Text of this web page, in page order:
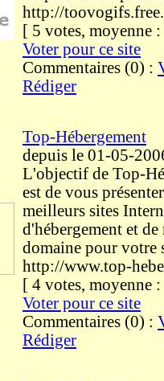
http://
[ 5 votes,
Voter pour ce site
Commentaires (0) :
Rédiger
Top-Hébergement
depuis le 01-05-
L'objectif de Top-
est de vous
meilleurs sites
d'hébergement et de
domaine pour votre
http://www.top-
[ 4 votes,
Voter pour ce site
Commentaires (0) :
Rédiger